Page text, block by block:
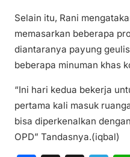
Selain itu, Rani
memasarkan beberapa
diantaranya payung
beberapa minuman khas
“Ini hari kedua bekerja
pertama kali masuk
bisa diperkenalkan
OPD” Tandasnya.(iqbal)